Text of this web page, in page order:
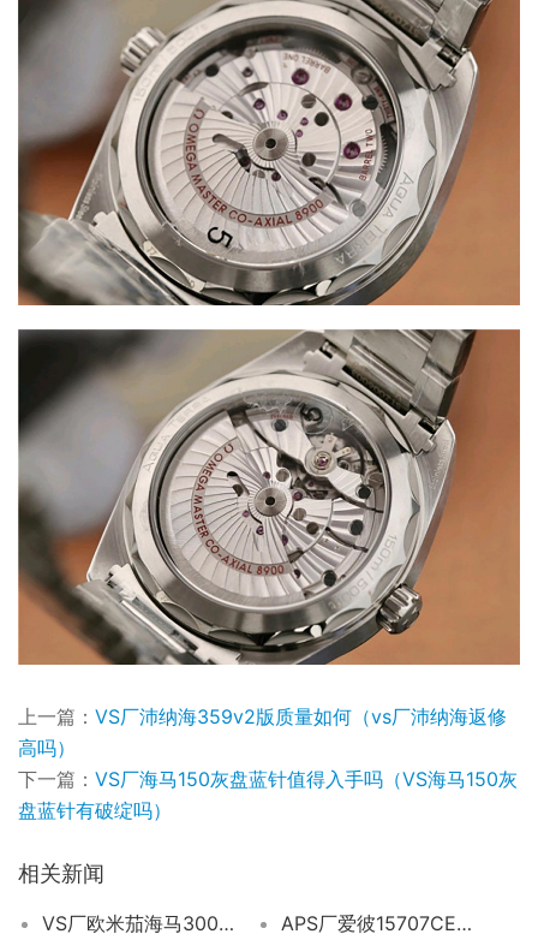
上一篇： VS厂沛纳海359v2版质量如何（vs厂沛纳海返修
高吗）
下一篇： VS厂海马150灰盘蓝针值得入手吗（VS海马150灰
盘蓝针有破绽吗）
相关新闻
VS厂欧米茄海马300米V3版蓝面做工细节评测 APS厂爱彼15707CE腕表会一眼假嘛?